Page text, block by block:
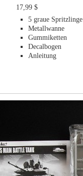
17,99 $
5 graue Spritzlinge
Metallwanne
Gummiketten
Decalbogen
Anleitung